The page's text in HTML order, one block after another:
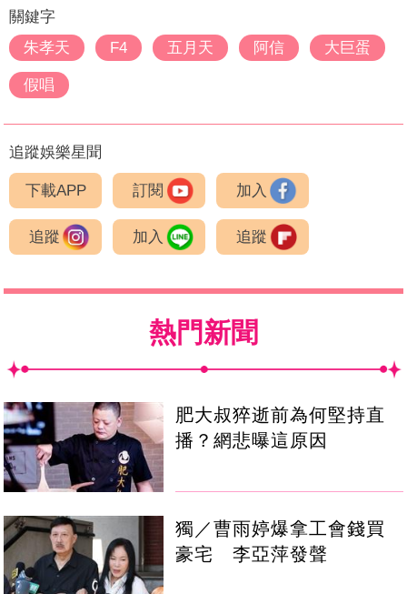
關鍵字
朱孝天
F4 五月天 阿信 大巨蛋
假唱
追蹤娛樂星聞
下載APP 訂閱 加入
追蹤 加入 追蹤
熱門新聞
肥大叔猝逝前為何堅持直
播？網悲曝這原因
獨／曹雨婷爆拿工會錢買
豪宅 李亞萍發聲